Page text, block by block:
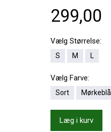
299,00
Vælg Størrelse:
S M L
Vælg Farve:
Sort Mørkeblå
Læg i kurv